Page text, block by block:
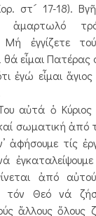
στ´ 17-18).
ἁμαρτωλό
ἐγγίζετε
εἶμαι Πατέρας
ἐγώ εἶμαι
ὁ Κύριος
σωματική ἀπό
ἀφήσουμε τίς
ἀπό
Θεό νά
ἄλλους ὅλους